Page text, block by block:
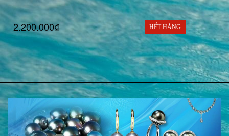
2.200.000₫ HẾT HÀNG